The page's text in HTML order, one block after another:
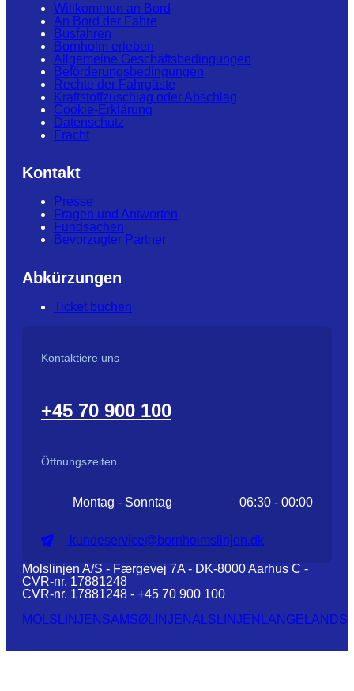
Willkommen an Bord
An Bord der Fähre
Busfahren
Bornholm erleben
Allgemeine Geschäftsbedingungen
Beförderungsbedingungen
Rechte der Fahrgäste
Kraftstoffzuschlag oder Abschlag
Cookie-Erklärung
Datenschutz
Fracht
Kontakt
Presse
Fragen und Antworten
Fundsachen
Bevorzugter Partner
Abkürzungen
Ticket buchen
Kontaktiere uns
+45 70 900 100
Öffnungszeiten
Montag - Sonntag 06:30 - 00:00
kundeservice@bornholmslinjen.dk
Molslinjen A/S - Færgevej 7A - DK-8000 Aarhus C -
CVR-nr. 17881248
CVR-nr. 17881248 - +45 70 900 100
MOLSLINJEN SAMSØLINJENALSLINJEN